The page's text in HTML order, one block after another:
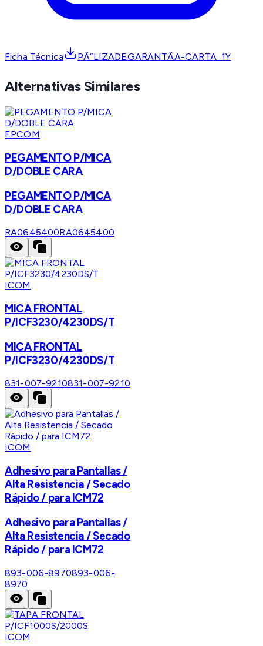
Ficha Técnica PÃ“LIZADEGARANTÃA-CARTA_1Y
Alternativas Similares
EPCOM
PEGAMENTO P/MICA
D/DOBLE CARA
PEGAMENTO P/MICA
D/DOBLE CARA
RA0645400RA0645400
ICOM
MICA FRONTAL
P/ICF3230/4230DS/T
MICA FRONTAL
P/ICF3230/4230DS/T
831-007-9210831-007-9210
ICOM
Adhesivo para Pantallas /
Alta Resistencia / Secado
Rápido / para ICM72
Adhesivo para Pantallas /
Alta Resistencia / Secado
Rápido / para ICM72
893-006-8970893-006-
8970
ICOM